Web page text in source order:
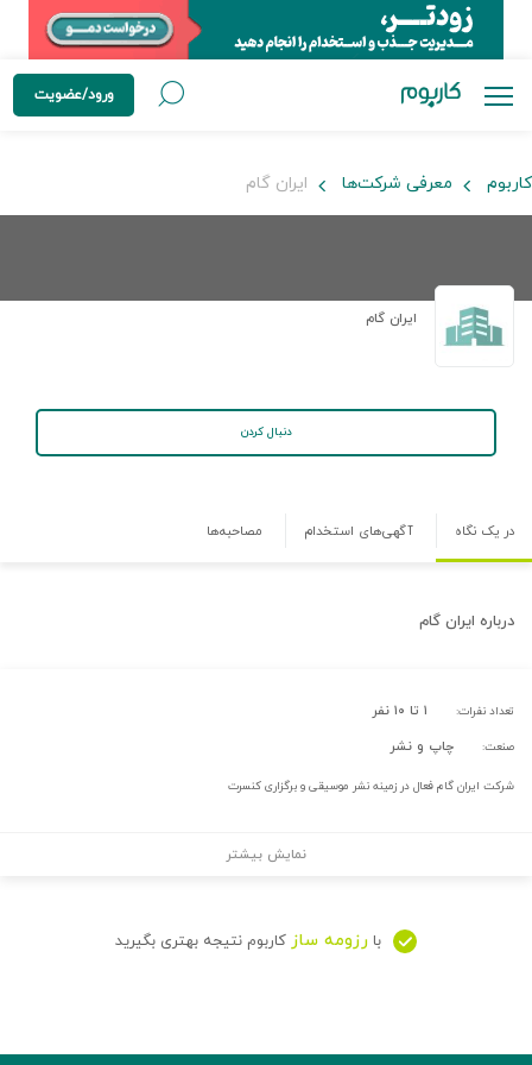
ورود/عضویت
کاربوم معرفی شرکت‌ها ایران گام
ایران گام
دنبال کردن
در یک نگاه آگهی‌های استخدام مصاحبه‌ها
درباره ایران گام
تعداد نفرات: ۱ تا ۱۰ نفر
صنعت: چاپ و نشر
شرکت ایران گام فعال در زمینه نشر موسیقی و برگزاری کنسرت
نمایش بیشتر
با رزومه ساز کاربوم نتیجه بهتری بگیرید